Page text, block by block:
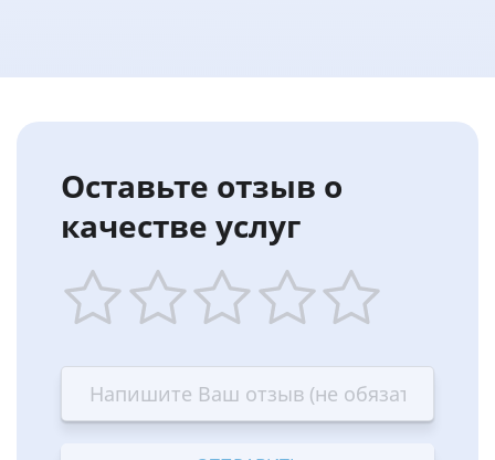
Оставьте отзыв о
качестве услуг
star
Terrible
stars
—
Bad
stars
—
OK
stars
—
Good
stars
—
Excellent